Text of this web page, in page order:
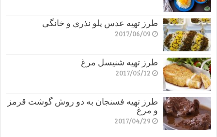
طرز تهیه عدس پلو نذری و خانگی
2017/06/09
طرز تهیه شنیسل مرغ
2017/05/12
طرز تهیه فسنجان به دو روش گوشت قرمز
و مرغ
2017/04/29